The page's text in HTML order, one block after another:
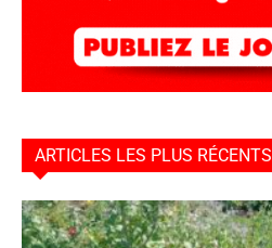
ARTICLES LES PLUS RÉCENTS